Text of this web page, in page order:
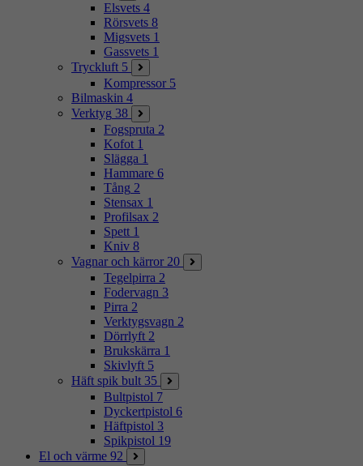
Elsvets 4
Rörsvets 8
Migsvets 1
Gassvets 1
Tryckluft 5
Kompressor 5
Bilmaskin 4
Verktyg 38
Fogspruta 2
Kofot 1
Slägga 1
Hammare 6
Tång 2
Stensax 1
Profilsax 2
Spett 1
Kniv 8
Vagnar och kärror 20
Tegelpirra 2
Fodervagn 3
Pirra 2
Verktygsvagn 2
Dörrlyft 2
Brukskärra 1
Skivlyft 5
Häft spik bult 35
Bultpistol 7
Dyckertpistol 6
Häftpistol 3
Spikpistol 19
El och värme 92